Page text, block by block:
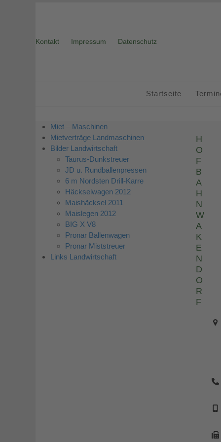
Kontakt Impressum Datenschutz
Startseite
Miet – Maschinen
Mietverträge Landmaschinen
Bilder Landwirtschaft
Taurus-Dunkstreuer
JD u. Rundballenpressen
6 m Nordsten Drill-Karre
Häckselwagen 2012
Maishäcksel 2011
Maislegen 2012
BIG X V8
Pronar Ballenwagen
Pronar Miststreuer
Links Landwirtschaft
H
O
F
B
A
H
N
W
A
K
E
N
D
O
R
F